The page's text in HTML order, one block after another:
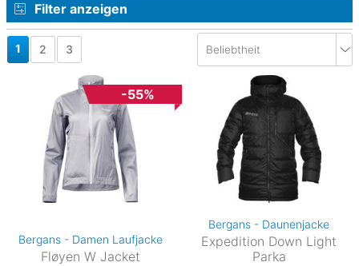
Filter anzeigen
1 2 3
-55%
Bergans - Damen Laufjacke
Fløyen W Jacket
Bergans - Daunenjacke
Expedition Down Light
Parka